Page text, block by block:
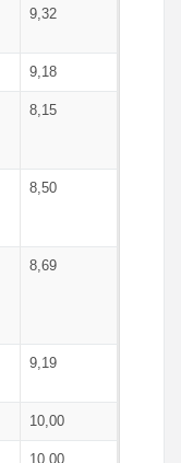
9,32
9,18
8,15
8,50
8,69
9,19
10,00
10,00